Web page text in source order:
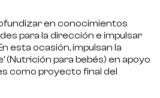
en conocimientos
para la dirección e impulsar
esta ocasión, impulsan la
(Nutrición para bebés) en apoyo
como proyecto final del